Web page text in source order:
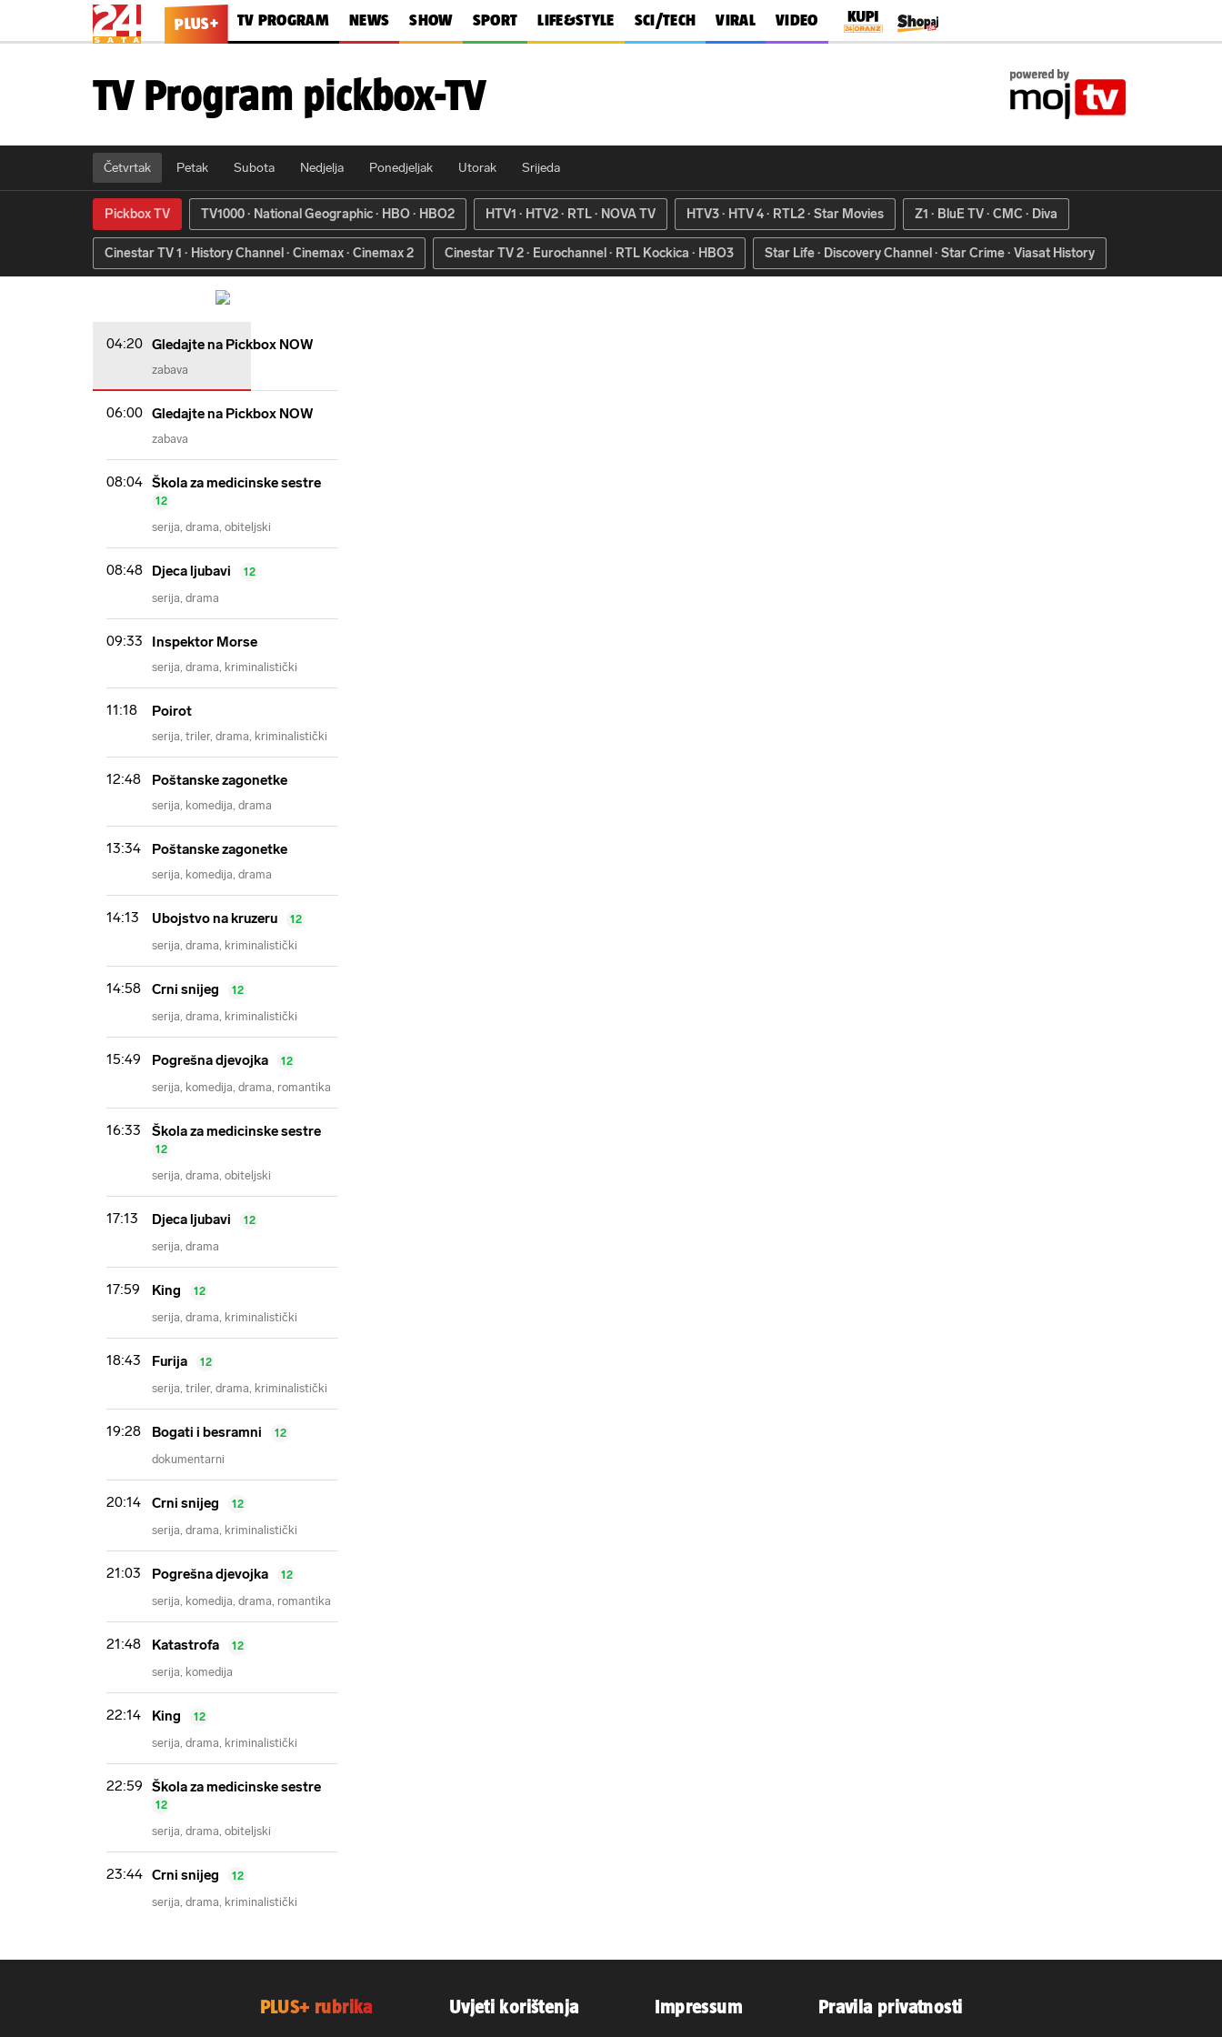
PLUS+ TV PROGRAM NEWS SHOW SPORT LIFE&STYLE SCI/TECH VIRAL VIDEO
TV Program pickbox-TV
Četvrtak Petak Subota Nedjelja Ponedjeljak Utorak Srijeda
Pickbox TV TV1000 National Geographic HBO HBO2 HTV1 HTV2 RTL NOVA TV HTV3 HTV 4 RTL2 Star Movies Z1 BluE TV CMC Diva
Cinestar TV 1 History Channel Cinemax Cinemax 2 Cinestar TV 2 Eurochannel RTL Kockica HBO3 Star Life Discovery Channel Star Crime Viasat History
04:20 Gledajte na Pickbox NOW
zabava
06:00 Gledajte na Pickbox NOW
zabava
08:04 Škola za medicinske sestre
12
serija drama obiteljski
08:48 Djeca ljubavi 12
serija drama
09:33 Inspektor Morse
serija drama kriminalistički
11:18 Poirot
serija triler drama kriminalistički
12:48 Poštanske zagonetke
serija komedija drama
13:34 Poštanske zagonetke
serija komedija drama
14:13 Ubojstvo na kruzeru 12
serija drama kriminalistički
14:58 Crni snijeg 12
serija drama kriminalistički
15:49 Pogrešna djevojka 12
serija komedija drama romantika
16:33 Škola za medicinske sestre
12
serija drama obiteljski
17:13 Djeca ljubavi 12
serija drama
17:59 King 12
serija drama kriminalistički
18:43 Furija 12
serija triler drama kriminalistički
19:28 Bogati i besramni 12
dokumentarni
20:14 Crni snijeg 12
serija drama kriminalistički
21:03 Pogrešna djevojka 12
serija komedija drama romantika
21:48 Katastrofa 12
serija komedija
22:14 King 12
serija drama kriminalistički
22:59 Škola za medicinske sestre
12
serija drama obiteljski
23:44 Crni snijeg 12
serija drama kriminalistički
PLUS+ rubrika Uvjeti korištenja Impressum Pravila privatnosti